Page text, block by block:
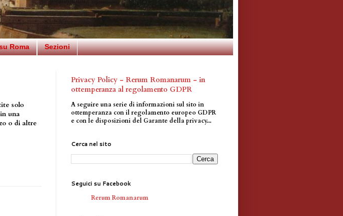
Roma Sezioni
solo
una
o di altre
Privacy Policy - Rerum Romanarum - in
ottemperanza al regolamento GDPR
A seguire una serie di informazioni sul sito in
ottemperanza con il regolamento europeo GDPR
e con le disposizioni del Garante della privacy...
Cerca nel sito
Seguici su Facebook
Rerum Romanarum